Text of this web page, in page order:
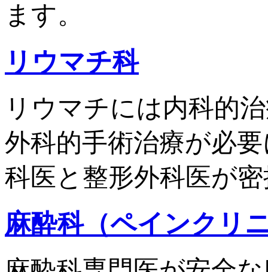
ます。
リウマチ科
リウマチには内科的
外科的手術治療が必
科医と整形外科医が
麻酔科（ペインクリ